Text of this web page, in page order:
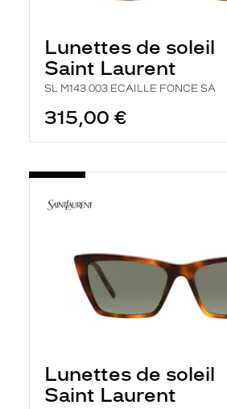
Lunettes de soleil
Saint Laurent
SL M143 003 ECAILLE FONCE SA
315,00 €
Lunettes de soleil
Saint Laurent